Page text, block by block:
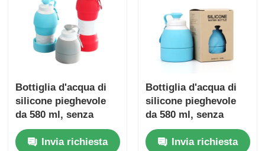
Bottiglia d'acqua di
silicone pieghevole
da 580 ml, senza
BPA, pieghevole da
78x220 mmInvia richiesta
Bottiglia d'acqua di
silicone pieghevole
da 580 ml, senza
BPA, pieghevole da
78x220 mmInvia richiesta